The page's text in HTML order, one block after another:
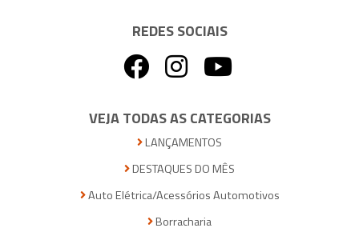
REDES SOCIAIS
VEJA TODAS AS CATEGORIAS
LANÇAMENTOS
DESTAQUES DO MÊS
Auto Elétrica/Acessórios Automotivos
Borracharia